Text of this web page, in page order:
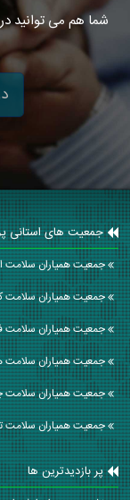
شما هم می توانید
جمعیت های استانی
جمعیت همیاران سلامت
جمعیت همیاران سلامت
جمعیت همیاران سلامت
جمعیت همیاران سلامت
جمعیت همیاران سلامت
جمعیت همیاران سلامت
پر بازدیدترین ها